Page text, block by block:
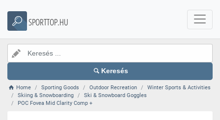
SPORTTOP.HU
Keresés
Home Sporting Goods Outdoor Recreation
Winter Sports & Activities
Skiing & Snowboarding
Ski & Snowboard Goggles
POC Fovea Mid Clarity Comp +